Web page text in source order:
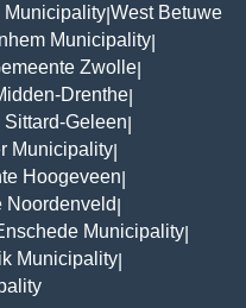
Municipality West Betuwe
Municipality
Zwolle
Drenthe
Geleen
Municipality
Hoogeveen
Noordenveld
Municipality
Municipality